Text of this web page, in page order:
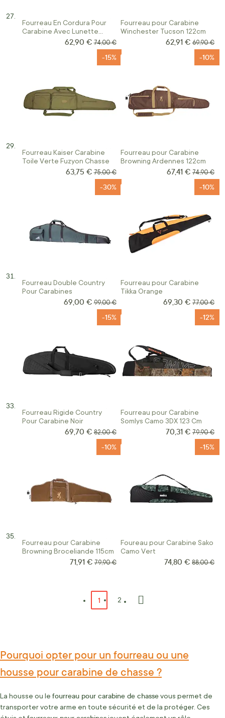
Fourreau En Cordura Pour
Carabine Avec Lunette
Orange Et NoirPrix Spécial
62,90 € Prix normal
74,00 €
Fourreau pour Carabine
Winchester Tucson 122cm
Prix Spécial
62,91 € Prix
69,90 €
Fourreau Kaiser Carabine
Toile Verte Fuzyon Chasse
-15%
Prix Spécial
63,75 € Prix normal
75,00 €
Fourreau pour Carabine
Browning Ardennes 122cm
-10%
Prix Spécial
67,41 € Prix
74,90 €
Fourreau Double Country
Pour Carabines
-30%
Prix Spécial
69,00 € Prix normal
99,00 €
Fourreau pour Carabine
Tikka Orange
-10%
Prix Spécial
69,30 € Prix
77,00 €
Fourreau Rigide Country
Pour Carabine Noir
-15%
Prix Spécial
69,70 € Prix normal
82,00 €
Fourreau pour Carabine
Somlys Camo 3DX 123 Cm
-12%
Prix Spécial
70,31 € Prix
79,90 €
Fourreau pour Carabine
Browning Broceliande 115cm
-10%
Prix Spécial
71,91 € Prix normal
79,90 €
Foureau pour Carabine Sako
Camo Vert
-15%
Prix Spécial
74,80 € Prix
88,00 €
Page
Vous lisez actuellement la page
1 Page
2
Pourquoi opter pour un fourreau ou une
housse pour carabine de chasse ?
La housse ou le fourreau pour carabine de chassevous permet de
transporter votre arme en toute sécurité et de la protéger. Ces